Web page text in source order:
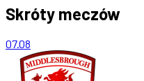
Skróty meczów
07.08